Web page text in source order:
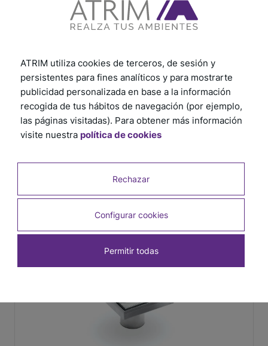
ATRIM utiliza cookies de terceros, de sesión y
persistentes para fines analíticos y para mostrarte
publicidad personalizada en base a la información
recogida de tus hábitos de navegación (por ejemplo,
las páginas visitadas). Para obtener más información
visite nuestra política de cookies
Rechazar
Configurar cookies
Permitir todas